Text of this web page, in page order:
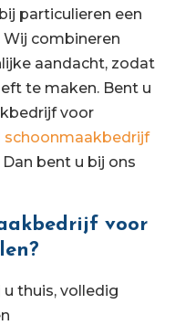
particulieren een
Wij combineren
aandacht, zodat
te maken. Bent u
voor
schoonmaakbedrijf
bent u bij ons
voor
thuis, volledig